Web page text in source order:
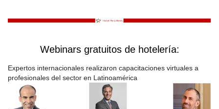
Webinars gratuitos de hotelería:
Expertos internacionales realizaron capacitaciones virtuales a
profesionales del sector en Latinoamérica